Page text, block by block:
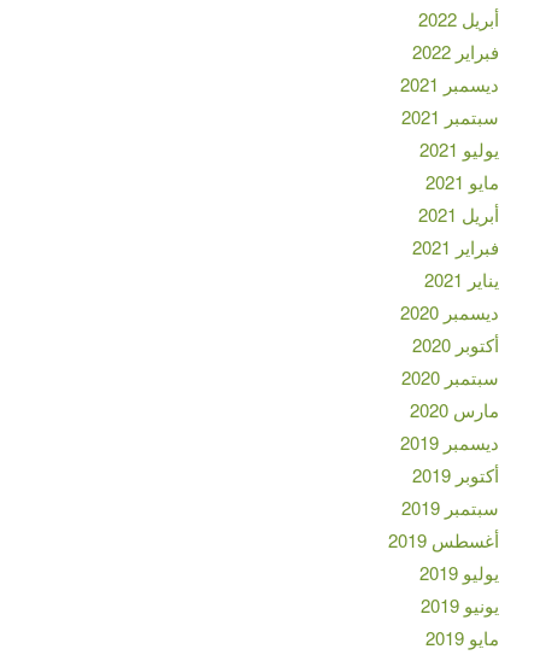
أبريل 2022
فبراير 2022
ديسمبر 2021
سبتمبر 2021
يوليو 2021
مايو 2021
أبريل 2021
فبراير 2021
يناير 2021
ديسمبر 2020
أكتوبر 2020
سبتمبر 2020
مارس 2020
ديسمبر 2019
أكتوبر 2019
سبتمبر 2019
أغسطس 2019
يوليو 2019
يونيو 2019
مايو 2019